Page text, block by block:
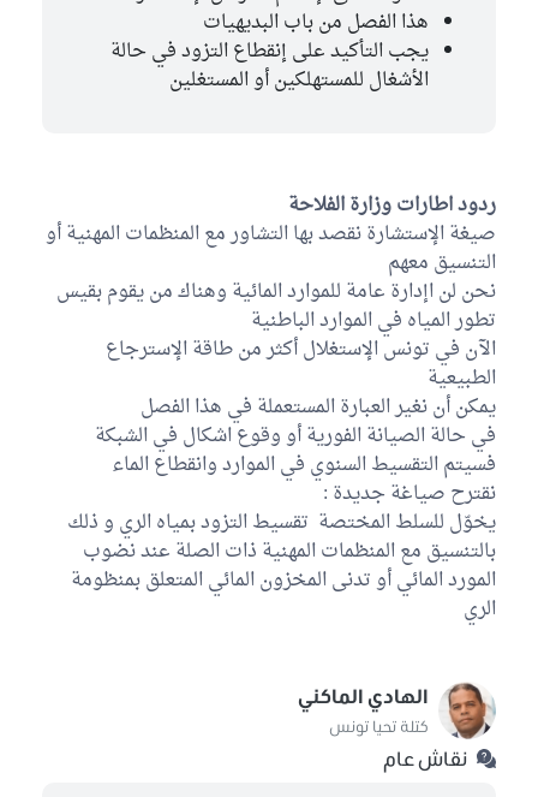
هذا الفصل من باب البديهيات
يجب التأكيد على إنقطاع التزود في حالة
الأشغال للمستهلكين أو المستغلين
ردود اطارات وزارة الفلاحة
صيغة الإستشارة نقصد بها التشاور مع المنظمات المهنية أو
التنسيق معهم
نحن لن اإدارة عامة للموارد المائية وهناك من يقوم بقيس
تطور المياه في الموارد الباطنية
الآن في تونس الإستغلال أكثر من طاقة الإسترجاع
الطبيعية
يمكن أن نغير العبارة المستعملة في هذا الفصل
في حالة الصيانة الفورية أو وقوع اشكال في الشبكة
فسيتم التقسيط السنوي في الموارد وانقطاع الماء
نقترح صياغة جديدة :
يخوّل للسلط المختصة تقسيط التزود بمياه الري و ذلك
بالتنسيق مع المنظمات المهنية ذات الصلة عند نضوب
المورد المائي أو تدنى المخزون المائي المتعلق بمنظومة
الري
الهادي الماكني
كتلة تحيا تونس
نقاش عام